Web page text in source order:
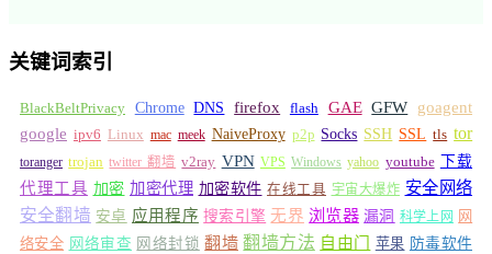
关键词索引
BlackBeltPrivacy Chrome DNS firefox flash GAE GFW
goagent
google ipv6 Linux mac meek NaiveProxy p2p Socks SSH SSL tls tor
toranger trojan twitter 翻墙 v2ray VPN VPS Windows yahoo youtube 下载
代理工具 加密 加密代理 加密软件 在线工具 宇宙大爆炸 安全网络
安全翻墙 安卓 应用程序 搜索引擎 无界 浏览器 漏洞 科学上网 网
络安全 网络审查 网络封锁 翻墙 翻墙方法 自由门 苹果 防毒软件